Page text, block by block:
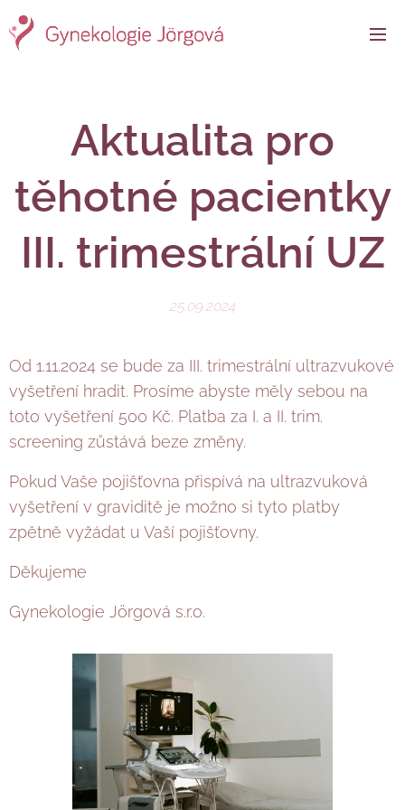
Aktualita pro
těhotné pacientky
III. trimestrální UZ
25.09.2024
Od 1.11.2024 se bude za III. trimestrální ultrazvukové
vyšetření hradit. Prosíme abyste měly sebou na
toto vyšetření 500 Kč. Platba za I. a II. trim.
screening zůstává beze změny.
Pokud Vaše pojišťovna přispívá na ultrazvuková
vyšetření v graviditě je možno si tyto platby
zpětně vyžádat u Vaší pojišťovny.
Děkujeme
Gynekologie Jörgová s.r.o.